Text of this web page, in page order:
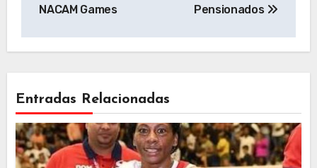
NACAM Games
Pensionados
Entradas Relacionadas